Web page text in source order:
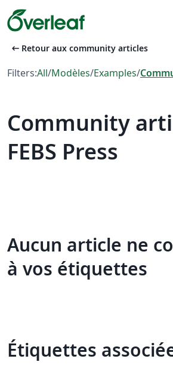
arrow_left_alt Retour aux community articles
Filters:All/Modèles/Examples/
Community
FEBS Press
Aucun article ne
à vos étiquettes
Étiquettes